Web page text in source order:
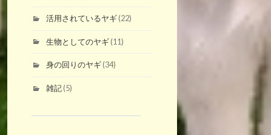
活用されているヤギ(22)
生物としてのヤギ(11)
身の回りのヤギ(34)
雑記(5)